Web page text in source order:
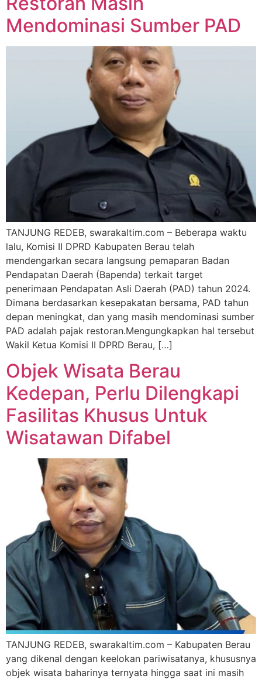
Mendominasi Sumber PAD
TANJUNG REDEB, swarakaltim.com – Beberapa waktu
lalu, Komisi II DPRD Kabupaten Berau telah
mendengarkan secara langsung pemaparan Badan
Pendapatan Daerah (Bapenda) terkait target
penerimaan Pendapatan Asli Daerah (PAD) tahun 2024.
Dimana berdasarkan kesepakatan bersama, PAD tahun
depan meningkat, dan yang masih mendominasi sumber
PAD adalah pajak restoran.Mengungkapkan hal tersebut
Wakil Ketua Komisi II DPRD Berau, […]
Objek Wisata Berau
Kedepan, Perlu Dilengkapi
Fasilitas Khusus Untuk
Wisatawan Difabel
TANJUNG REDEB, swarakaltim.com – Kabupaten Berau
yang dikenal dengan keelokan pariwisatanya, khususnya
objek wisata baharinya ternyata hingga saat ini masih